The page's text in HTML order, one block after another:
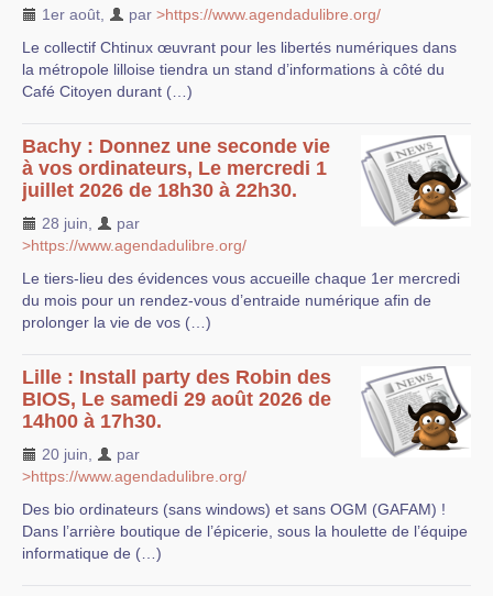
1er août par >https://www.agendadulibre.org/
Le collectif Chtinux œuvrant pour les libertés numériques dans
la métropole lilloise tiendra un stand d’informations à côté du
Café Citoyen durant (…)
Bachy : Donnez une seconde vie
à vos ordinateurs, Le mercredi 1
juillet 2026 de 18h30 à 22h30.
28 juin
par
>https://www.agendadulibre.org/
Le tiers-lieu des évidences vous accueille chaque 1er mercredi
du mois pour un rendez-vous d’entraide numérique afin de
prolonger la vie de vos (…)
Lille : Install party des Robin des
BIOS, Le samedi 29 août 2026 de
14h00 à 17h30.
20 juin
par
>https://www.agendadulibre.org/
Des bio ordinateurs (sans windows) et sans OGM (GAFAM) !
Dans l’arrière boutique de l’épicerie, sous la houlette de l’équipe
informatique de (…)